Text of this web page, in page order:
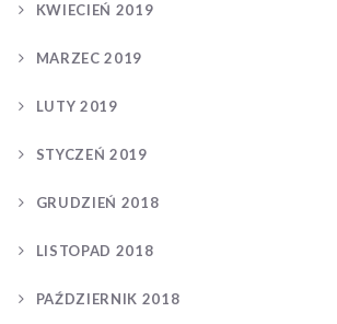
KWIECIEŃ 2019
MARZEC 2019
LUTY 2019
STYCZEŃ 2019
GRUDZIEŃ 2018
LISTOPAD 2018
PAŹDZIERNIK 2018